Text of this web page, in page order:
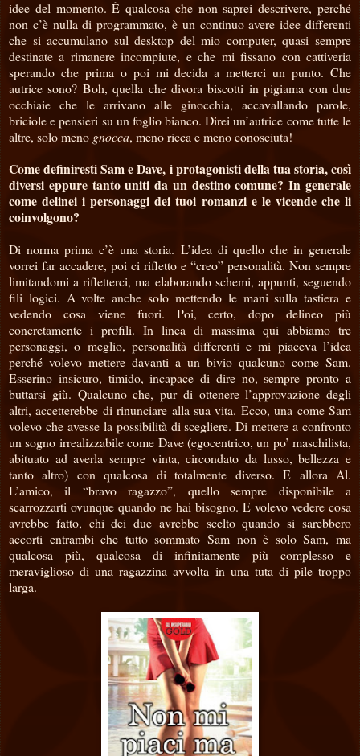
idee del momento. È qualcosa che non saprei descrivere, perché
non c’è nulla di programmato, è un continuo avere idee differenti
che si accumulano sul desktop del mio computer, quasi sempre
destinate a rimanere incompiute, e che mi fissano con cattiveria
sperando che prima o poi mi decida a metterci un punto. Che
autrice sono? Boh, quella che divora biscotti in pigiama con due
occhiaie che le arrivano alle ginocchia, accavallando parole,
briciole e pensieri su un foglio bianco. Direi un’autrice come tutte le
altre, solo meno gnocca, meno ricca e meno conosciuta!
Come definiresti Sam e Dave, i protagonisti della tua storia, così
diversi eppure tanto uniti da un destino comune? In generale
come delinei i personaggi dei tuoi romanzi e le vicende che li
coinvolgono?
Di norma prima c’è una storia. L’idea di quello che in generale
vorrei far accadere, poi ci rifletto e “creo” personalità. Non sempre
limitandomi a rifletterci, ma elaborando schemi, appunti, seguendo
fili logici. A volte anche solo mettendo le mani sulla tastiera e
vedendo cosa viene fuori. Poi, certo, dopo delineo più
concretamente i profili. In linea di massima qui abbiamo tre
personaggi, o meglio, personalità differenti e mi piaceva l’idea
perché volevo mettere davanti a un bivio qualcuno come Sam.
Esserino insicuro, timido, incapace di dire no, sempre pronto a
buttarsi giù. Qualcuno che, pur di ottenere l’approvazione degli
altri, accetterebbe di rinunciare alla sua vita. Ecco, una come Sam
volevo che avesse la possibilità di scegliere. Di mettere a confronto
un sogno irrealizzabile come Dave (egocentrico, un po’ maschilista,
abituato ad averla sempre vinta, circondato da lusso, bellezza e
tanto altro) con qualcosa di totalmente diverso. E allora Al.
L’amico, il “bravo ragazzo”, quello sempre disponibile a
scarrozzarti ovunque quando ne hai bisogno. E volevo vedere cosa
avrebbe fatto, chi dei due avrebbe scelto quando si sarebbero
accorti entrambi che tutto sommato Sam non è solo Sam, ma
qualcosa più, qualcosa di infinitamente più complesso e
meraviglioso di una ragazzina avvolta in una tuta di pile troppo
larga.